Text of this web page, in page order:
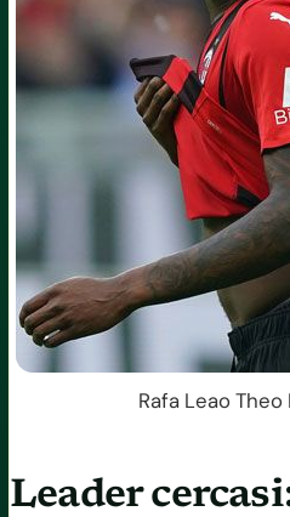
Rafa Leao
Leader